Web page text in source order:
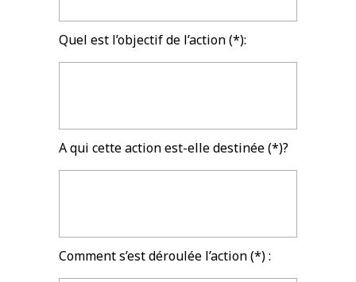
Quel est l’objectif de l’action (*):
A qui cette action est-elle destinée (*)?
Comment s’est déroulée l’action (*) :